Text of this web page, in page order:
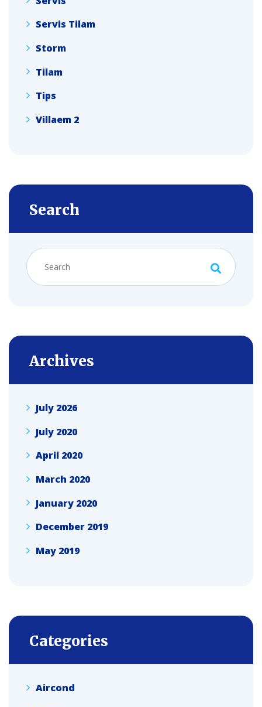
Servis Tilam
Storm
Tilam
Tips
Villaem 2
Search
Archives
July 2026
July 2020
April 2020
March 2020
January 2020
December 2019
May 2019
Categories
Aircond